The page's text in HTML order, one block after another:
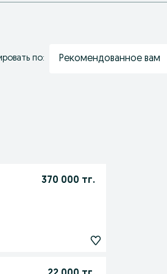
по: Рекомендованное вам
370 000 тг.